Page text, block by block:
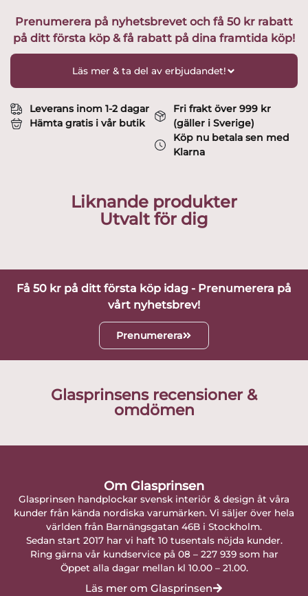
Design
Birger
Kaipianen
Prenumerera på nyhetsbrevet och få 50 kr rabatt
på ditt första köp & få rabatt på dina framtida köp!
Läs mer & ta del av erbjudandet!
Leverans inom 1-2 dagar
Hämta gratis i vår butik
Fri frakt över 999 kr
(gäller i Sverige)
Köp nu betala sen med
Klarna
Liknande produkter
Utvalt för dig
Få 50 kr på ditt första köp idag - Prenumerera på
vårt nyhetsbrev!
Prenumerera
Glasprinsens recensioner &
omdömen
Om Glasprinsen
Glasprinsen handplockar svensk interiör & design åt våra
kunder från kända nordiska varumärken. Vi säljer över hela
världen från Barnängsgatan 46B i Stockholm.
Sedan start 2017 har vi haft 10 tusentals nöjda kunder.
Ring gärna vår kundservice på 08 – 227 939 som har
Öppet alla dagar mellan kl 10.00 – 21.00.
Läs mer om Glasprinsen